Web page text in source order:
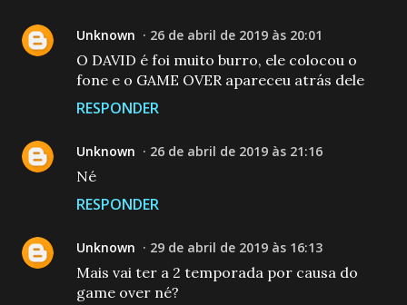
Unknown 26 de abril de 2019 às 20:01
O DAVID é foi muito burro, ele colocou o
fone e o GAME OVER apareceu atrás dele
RESPONDER
Unknown 26 de abril de 2019 às 21:16
Né
RESPONDER
Unknown 29 de abril de 2019 às 16:13
Mais vai ter a 2 temporada por causa do
game over né?